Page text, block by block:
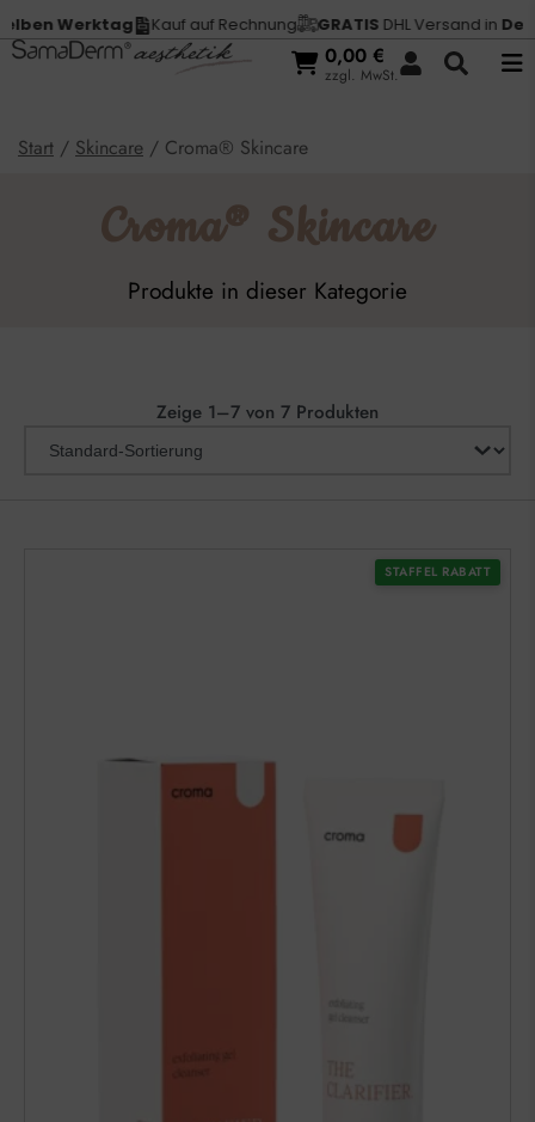
Werktag Kauf auf Rechnung GRATISDHL Versand in
0,00 €
zzgl. MwSt.
Start / Skincare / Croma® Skincare
Croma® Skincare
Produkte in dieser Kategorie
Zeige 1–7 von 7 Produkten
STAFFEL RABATT